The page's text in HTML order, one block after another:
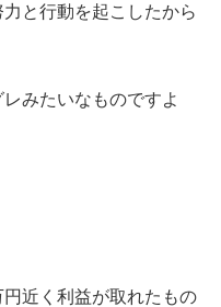
と行動を起こしたから
みたいなものですよ
近く利益が取れたもの